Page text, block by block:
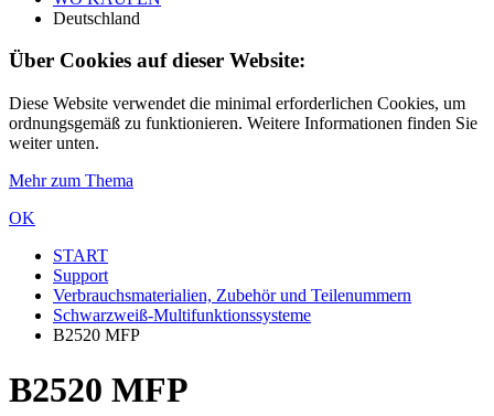
Deutschland
Über Cookies auf dieser Website:
Diese Website verwendet die minimal erforderlichen Cookies, um
ordnungsgemäß zu funktionieren. Weitere Informationen finden Sie
weiter unten.
Mehr zum Thema
OK
START
Support
Verbrauchsmaterialien, Zubehör und Teilenummern
Schwarzweiß-Multifunktionssysteme
B2520 MFP
B2520 MFP